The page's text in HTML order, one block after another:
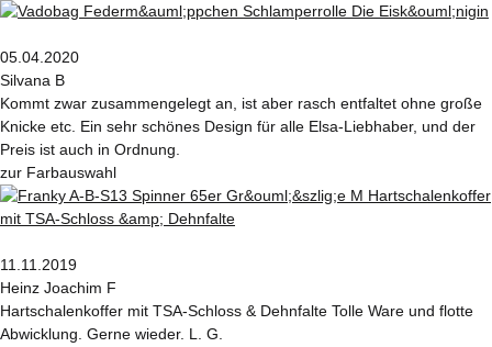
05.04.2020
Silvana B
Kommt zwar zusammengelegt an, ist aber rasch entfaltet ohne große
Knicke etc. Ein sehr schönes Design für alle Elsa-Liebhaber, und der
Preis ist auch in Ordnung.
zur Farbauswahl
11.11.2019
Heinz Joachim F
Hartschalenkoffer mit TSA-Schloss & Dehnfalte Tolle Ware und flotte
Abwicklung. Gerne wieder. L. G.